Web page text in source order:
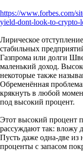
https://www.forbes.com/
yield-dont-look-to-crypto-
Лирическое
стабильных
Газпрома или долги
маленький доход.
некоторые также
Обременённая
крякнуть в любой
под высокий процент.
Этот высокий процент
рассуждают так: вложу
Пусть даже одна-две из
проценты с запасом